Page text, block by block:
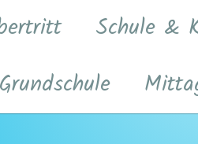
Schule &